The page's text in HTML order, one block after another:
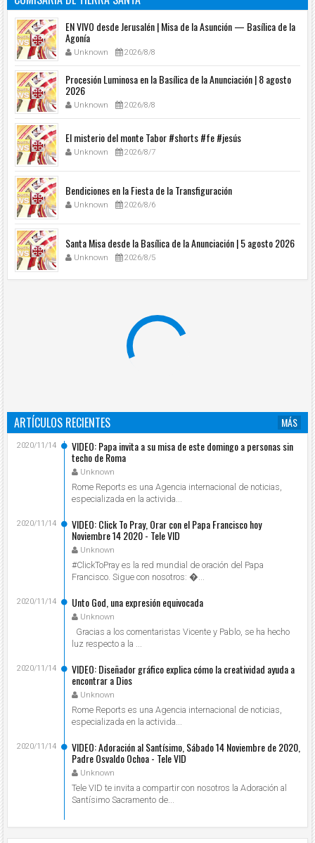
EN VIVO desde Jerusalén | Misa de la Asunción — Basílica de la
Agonía
Unknown 2026/8/8
Procesión Luminosa en la Basílica de la Anunciación | 8 agosto
2026
Unknown 2026/8/8
El misterio del monte Tabor #shorts #fe #jesús
Unknown 2026/8/7
Bendiciones en la Fiesta de la Transfiguración
Unknown 2026/8/6
Santa Misa desde la Basílica de la Anunciación | 5 agosto 2026
Unknown 2026/8/5
ARTÍCULOS RECIENTES
MÁS
VIDEO: Papa invita a su misa de este domingo a personas sin
techo de Roma
Unknown
2020/11/14
Rome Reports es una Agencia internacional de noticias,
especializada en la activida...
VIDEO: Click To Pray, Orar con el Papa Francisco hoy
Noviembre 14 2020 - Tele VID
Unknown
2020/11/14
#ClickToPray es la red mundial de oración del Papa
Francisco. Sigue con nosotros: ...
Unto God, una expresión equivocada
Unknown
2020/11/14
Gracias a los comentaristas Vicente y Pablo, se ha hecho
luz respecto a la ...
VIDEO: Diseñador gráfico explica cómo la creatividad ayuda a
encontrar a Dios
Unknown
2020/11/14
Rome Reports es una Agencia internacional de noticias,
especializada en la activida...
VIDEO: Adoración al Santísimo, Sábado 14 Noviembre de 2020,
Padre Osvaldo Ochoa - Tele VID
Unknown
2020/11/14
Tele VID te invita a compartir con nosotros la Adoración al
Santísimo Sacramento de...